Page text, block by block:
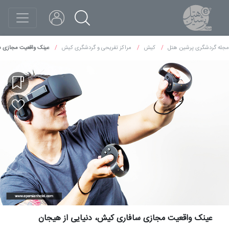
مجله گردشگری پرشین هتل کیش مراکز تفریحی و گردشگری کیش عینک واقعیت مجازی
عینک واقعیت مجازی سافاری کیش، دنیایی از هیجان